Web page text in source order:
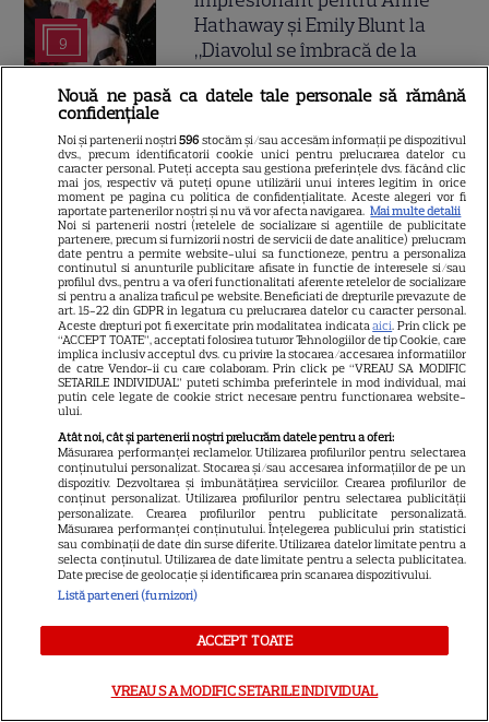
9
Hathaway și Emily Blunt la
„Diavolul se îmbracă de la
Prada 2”. Ce salarii ar fi primit
actrițele
13
VEDETE STRĂINE
Tom Holland, decizie radicală
pentru noul său film! Ce
promisiune a făcut actorul
după momentele virale în care
a făcut senzație prin dans
13
SKYSHOWTIME
Scarlett Johansson și Kristin
și fiică pe ecran în „My
Mother's Wedding”. Când
apare filmul pe SkyShowtime
9
PRIME VIDEO
Jamie Campbell Bower, starul
universul „Stăpânul Inelelor”.
Ce rol legendar va interpreta în
sezonul 3
Nouă ne pasă ca datele tale personale să rămână
confidențiale
Noi și partenerii noștri596 stocăm și/sau accesăm informații pe dispozitivul
dvs., precum identificatorii cookie unici pentru prelucrarea datelor cu
caracter personal. Puteți accepta sau gestiona preferințele dvs. făcând clic
mai jos, respectiv vă puteți opune utilizării unui interes legitim în orice
moment pe pagina cu politica de confidențialitate. Aceste alegeri vor fi
raportate partenerilor noștri și nu vă vor afecta navigarea. Mai multe detalii
Noi si partenerii nostri (retelele de socializare si agentiile de publicitate
partenere, precum si furnizorii nostri de servicii de date analitice) prelucram
date pentru a permite website-ului sa functioneze, pentru a personaliza
continutul si anunturile publicitare afisate in functie de interesele si/sau
profilul dvs., pentru a va oferi functionalitati aferente retelelor de socializare
si pentru a analiza traficul pe website. Beneficiati de drepturile prevazute de
art. 15-22 din GDPR in legatura cu prelucrarea datelor cu caracter personal.
Aceste drepturi pot fi exercitate prin modalitatea indicataaici. Prin click pe
“ACCEPT TOATE”, acceptati folosirea tuturor Tehnologiilor de tip Cookie, care
implica inclusiv acceptul dvs. cu privire la stocarea/accesarea informatiilor
de catre Vendor-ii cu care colaboram. Prin click pe “VREAU SA MODIFIC
SETARILE INDIVIDUAL” puteti schimba preferintele in mod individual, mai
putin cele legate de cookie strict necesare pentru functionarea website-
ului.
Atât noi, cât și partenerii noștri prelucrăm datele pentru a oferi:
Măsurarea performanței reclamelor. Utilizarea profilurilor pentru selectarea
conținutului personalizat. Stocarea și/sau accesarea informațiilor de pe un
dispozitiv. Dezvoltarea și îmbunătățirea serviciilor. Crearea profilurilor de
conținut personalizat. Utilizarea profilurilor pentru selectarea publicității
personalizate. Crearea profilurilor pentru publicitate personalizată.
Măsurarea performanței conținutului. Înțelegerea publicului prin statistici
sau combinații de date din surse diferite. Utilizarea datelor limitate pentru a
selecta conținutul. Utilizarea de date limitate pentru a selecta publicitatea.
Date precise de geolocație și identificarea prin scanarea dispozitivului.
Listă parteneri (furnizori)
ACCEPT TOATE
VREAU SA MODIFIC SETARILE INDIVIDUAL